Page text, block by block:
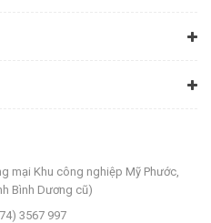
mại Khu công nghiệp Mỹ Phước,
Bình Dương cũ)
3567 997